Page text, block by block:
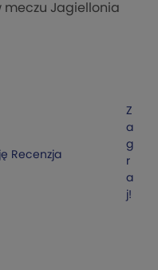
meczu Jagiellonia
Recenzja
Z
a
g
r
a
j!